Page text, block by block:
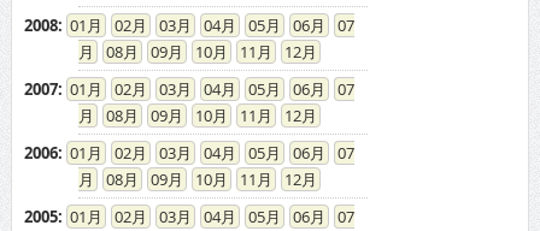
2008: 01 02 03 04 05 06
07
08
09 10 11
12
2007: 01 02 03 04 05 06
07
08
09 10 11
12
2006: 01 02 03 04 05 06
07
08
09 10 11
12
2005: 01 02 03 04 05 06
07